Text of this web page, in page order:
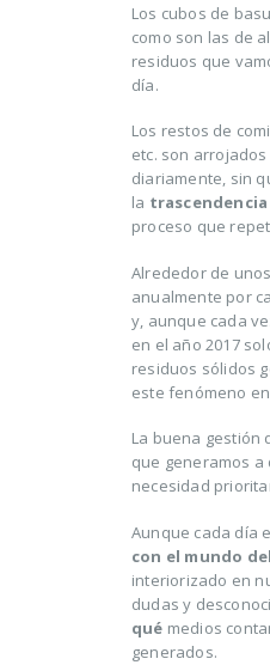
Los cubos de
como son las de
residuos que
día.
Los restos de
etc. son
diariamente, sin
la
proceso que
Alrededor de
anualmente por
y, aunque cada
en el año 2017
residuos sólidos
este fenómeno
La buena gestión
que generamos
necesidad
Aunque cada día
con el mundo
interiorizado en
dudas y
qué medios
generados.
Trucos para alargar la
vida de tus prendas
delicadas
5 razones de peso por
las que merece la
pena reciclar